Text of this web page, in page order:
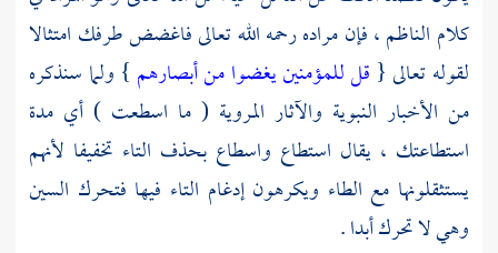
كلام الناظم، فإن مراده رحمه الله تعالى فاغضض طرفك امتثالا
لقوله تعالى { قل للمؤمنين يغضوا من أبصارهم } ولما سنذكره
من الأخبار النبوية والآثار المروية ( ما اسطعت ) أي مدة
استطاعتك ، يقال استطاع واسطاع بحذف التاء تخفيفا لأنهم
يستثقلونها مع الطاء ويكرهون إدغام التاء فيها فتحرك السين
وهي لا تحرك أبدا .